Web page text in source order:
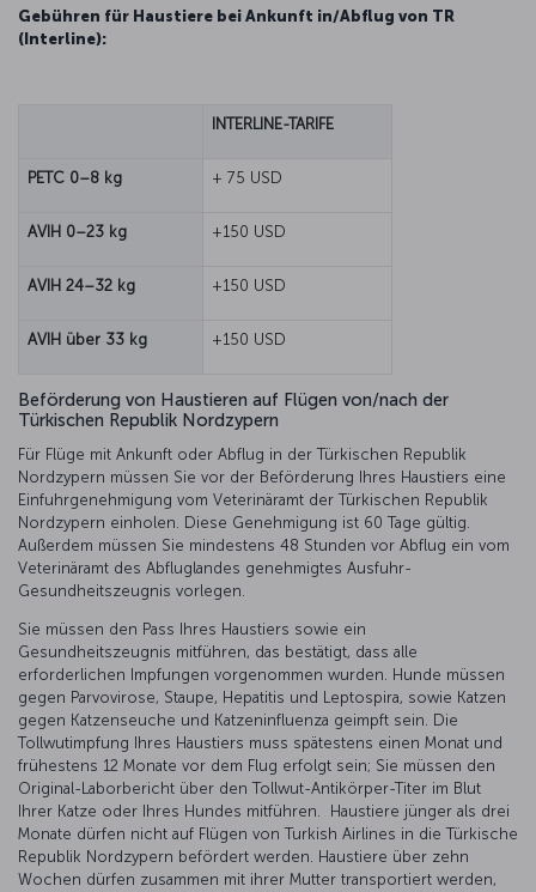
Gebühren für Haustiere bei Ankunft in/Abflug von TR
(Interline):
INTERLINE-TARIFE
PETC 0–8 kg + 75 USD
AVIH 0–23 kg +150 USD
AVIH 24–32 kg +150 USD
AVIH über 33 kg +150 USD
Beförderung von Haustieren auf Flügen von/nach der
Türkischen Republik Nordzypern
Für Flüge mit Ankunft oder Abflug in der Türkischen Republik
Nordzypern müssen Sie vor der Beförderung Ihres Haustiers eine
Einfuhrgenehmigung vom Veterinäramt der Türkischen Republik
Nordzypern einholen. Diese Genehmigung ist 60 Tage gültig.
Außerdem müssen Sie mindestens 48 Stunden vor Abflug ein vom
Veterinäramt des Abfluglandes genehmigtes Ausfuhr-
Gesundheitszeugnis vorlegen.
Sie müssen den Pass Ihres Haustiers sowie ein
Gesundheitszeugnis mitführen, das bestätigt, dass alle
erforderlichen Impfungen vorgenommen wurden. Hunde müssen
gegen Parvovirose, Staupe, Hepatitis und Leptospira, sowie Katzen
gegen Katzenseuche und Katzeninfluenza geimpft sein. Die
Tollwutimpfung Ihres Haustiers muss spätestens einen Monat und
frühestens 12 Monate vor dem Flug erfolgt sein; Sie müssen den
Original-Laborbericht über den Tollwut-Antikörper-Titer im Blut
Ihrer Katze oder Ihres Hundes mitführen. Haustiere jünger als drei
Monate dürfen nicht auf Flügen von Turkish Airlines in die Türkische
Republik Nordzypern befördert werden. Haustiere über zehn
Wochen dürfen zusammen mit ihrer Mutter transportiert werden,